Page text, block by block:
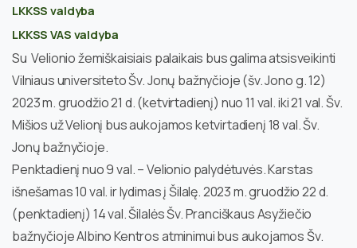
LKKSS valdyba
LKKSS VAS valdyba
Su Velionio žemiškaisiais palaikais bus galima atsisveikinti
Vilniaus universiteto Šv. Jonų bažnyčioje (šv. Jono g. 12)
2023 m. gruodžio 21 d. (ketvirtadienį) nuo 11 val. iki 21 val. Šv.
Mišios už Velionį bus aukojamos ketvirtadienį 18 val. Šv.
Jonų bažnyčioje.
Penktadienį nuo 9 val. – Velionio palydėtuvės. Karstas
išnešamas 10 val. ir lydimas į Šilalę. 2023 m. gruodžio 22 d.
(penktadienį) 14 val. Šilalės Šv. Pranciškaus Asyžiečio
bažnyčioje Albino Kentros atminimui bus aukojamos Šv.